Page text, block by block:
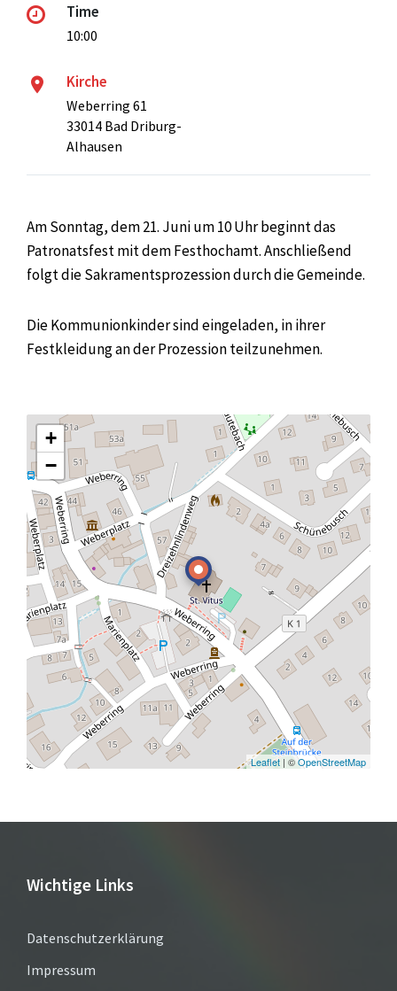
Time
10:00
Kirche
Weberring 61
33014 Bad Driburg-
Alhausen
Am Sonntag, dem 21. Juni um 10 Uhr beginnt das
Patronatsfest mit dem Festhochamt. Anschließend
folgt die Sakramentsprozession durch die Gemeinde.
Die Kommunionkinder sind eingeladen, in ihrer
Festkleidung an der Prozession teilzunehmen.
+
−
Leaflet | ©OpenStreetMap
Wichtige Links
Datenschutzerklärung
Impressum